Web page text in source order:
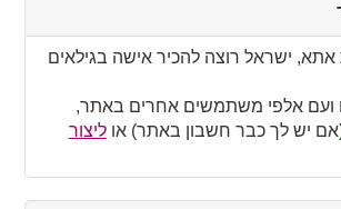
to
collapse
אתא, ישראל רוצה להכיר אישה בגילאים
ועם אלפי משתמשים אחרים באתר,
יש לך כבר חשבון באתר) אוליצור